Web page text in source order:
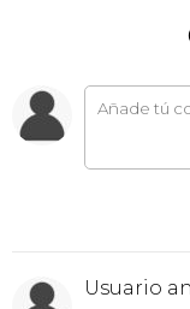
Usuario